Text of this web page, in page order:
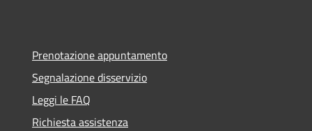
Prenotazione appuntamento
Segnalazione disservizio
Leggi le FAQ
Richiesta assistenza